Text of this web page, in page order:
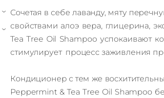
›
›
Сочетая в себе лаванду, мяту
свойствами алоэ вера, глицерина,
Tea Tree Oil Shampoo успокаивают
стимулирует процесс заживления
Кондиционер с тем же
Peppermint & Tea Tree Oil Shampoo